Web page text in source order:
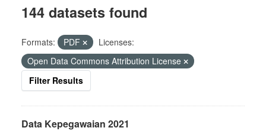
144 datasets found
Formats: PDF
Licenses:
Open Data Commons Attribution License
Filter Results
Data Kepegawaian 2021